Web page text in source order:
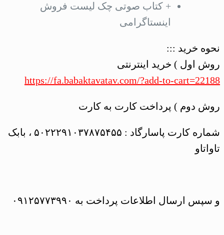
+ کتاب صوتی چک لیست فروش
اینستاگرامی
نحوه خرید :::
روش اول ) خرید اینترنتی
https://fa.babaktavatav.com/?add-to-cart=22188
روش دوم ) پرداخت کارت به کارت
شماره کارت پاسارگاد : ۵۰۲۲۲۹۱۰۳۷۸۷۵۴۵۵ ، بابک
تاواتاو
و سپس ارسال اطلاعات پرداخت به ۰۹۱۲۵۷۷۳۹۹۰